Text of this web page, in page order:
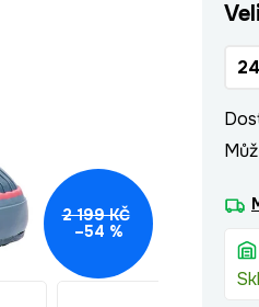
0,0
24
2 199 KČ
–54 %